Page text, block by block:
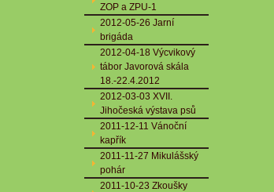
ZOP a ZPU-1
2012-05-26 Jarní
brigáda
2012-04-18 Výcvikový
tábor Javorová skála
18.-22.4.2012
2012-03-03 XVII.
Jihočeská výstava psů
2011-12-11 Vánoční
kapřík
2011-11-27 Mikulášský
pohár
2011-10-23 Zkoušky